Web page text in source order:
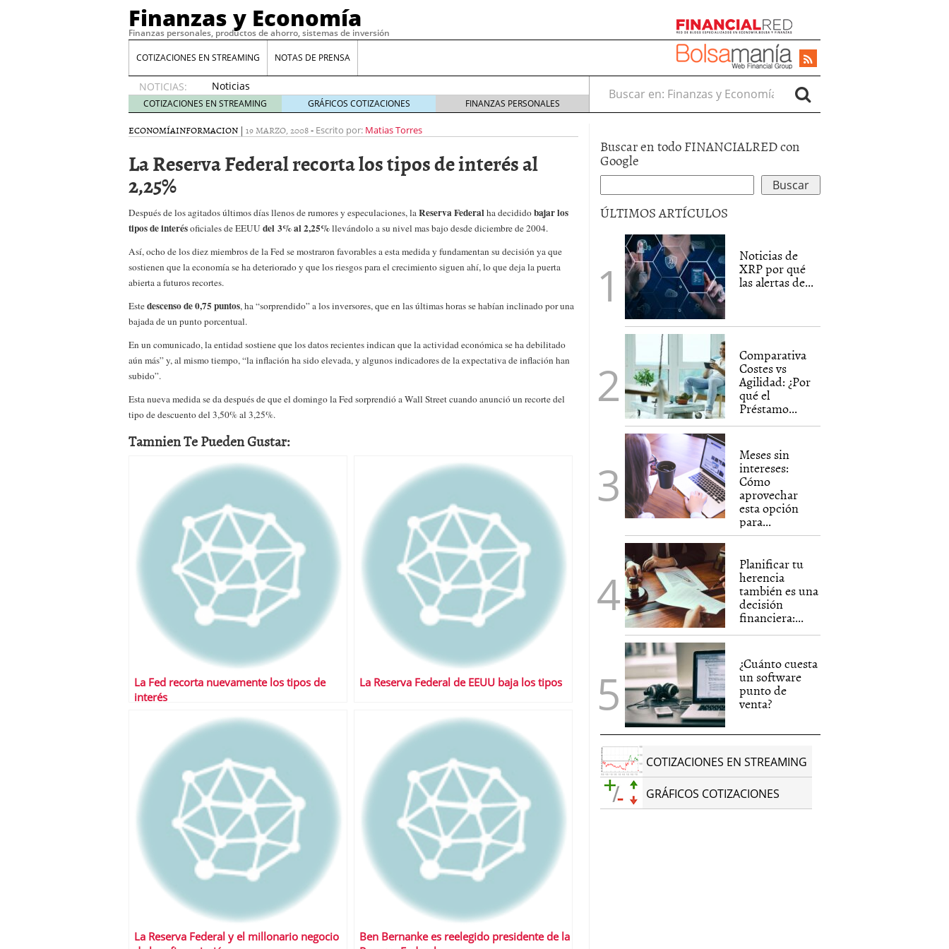
Finanzas y Economía
Finanzas personales, productos de ahorro, sistemas de inversión
COTIZACIONES EN STREAMING NOTAS DE PRENSA
NOTICIAS:
Noticias
de XRP
por qué
las
whales
tarde 16
de abril
Comparativa Costes vs Agilidad: ¿Por qué el Préstamo Promotor privado
acelera la rentabilidad? 12 de diciembre de 2025
Meses sin intereses: Cómo aprovechar esta opción para gestionar tus
Planificar tu herencia también es una decisión financiera: cómo anticiparte
a los costes
¿Cuánto cuesta un software punto de venta?
3 de octubre de 2025
COTIZACIONES EN STREAMING GRÁFICOS COTIZACIONES FINANZAS PERSONALES
Buscar en:
ECONOMÍAINFORMACION | 19 MARZO, 2008- Escrito por: Matias Torres
La Reserva Federal recorta los tipos de interés al
2,25%
Después de los agitados últimos días llenos de rumores y especulaciones, laReserva Federalha decididobajar los
tipos de interésoficiales de EEUUdel 3% al 2,25%llevándolo a su nivel mas bajo desde diciembre de 2004.
Así, ocho de los diez miembros de la Fed se mostraron favorables a esta medida y fundamentan su decisión ya que
sostienen que la economía se ha deteriorado y que los riesgos para el crecimiento siguen ahí, lo que deja la puerta
abierta a futuros recortes.
Estedescenso de 0,75 puntos, ha “sorprendido” a los inversores, que en las últimas horas se habían inclinado por una
bajada de un punto porcentual.
En un comunicado, la entidad sostiene que los datos recientes indican que la actividad económica se ha debilitado
aún más” y, al mismo tiempo, “la inflación ha sido elevada, y algunos indicadores de la expectativa de inflación han
subido”.
Esta nueva medida se da después de que el domingo la Fed sorprendió a Wall Street cuando anunció un recorte del
tipo de descuento del 3,50% al 3,25%.
Tamnien Te Pueden Gustar:
La Fed recorta nuevamente los tipos de
interés
La Reserva Federal de EEUU baja los tipos
La Reserva Federal y el millonario negocio
Ben Bernanke es reelegido presidente de la
Buscar en todo FINANCIALRED con
Google
ÚLTIMOS ARTÍCULOS
Noticias de
XRP por qué
las alertas de...
Comparativa
Costes vs
Agilidad: ¿Por
qué el
Préstamo...
Meses sin
intereses:
Cómo
aprovechar
esta opción
para...
Planificar tu
herencia
también es una
decisión
financiera:...
¿Cuánto cuesta
un software
punto de
venta?
COTIZACIONES EN STREAMING
GRÁFICOS COTIZACIONES